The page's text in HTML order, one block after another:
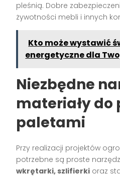
pleśnią. Dobre
żywotności mebli i innych
Kto może wystawić
energetyczne dla
Niezbędne
materiały do
paletami
Przy realizacji projektów
potrzebne są proste
wkrętarki, szlifierki oraz